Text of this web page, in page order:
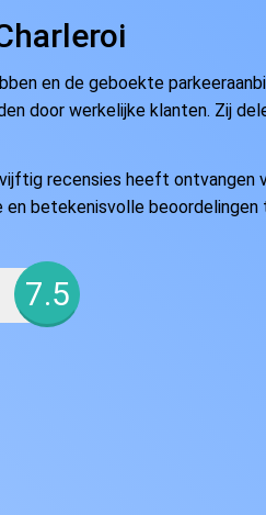
en de geboekte
door werkelijke klanten. Zij
recensies heeft ontvangen
betekenisvolle
7.5